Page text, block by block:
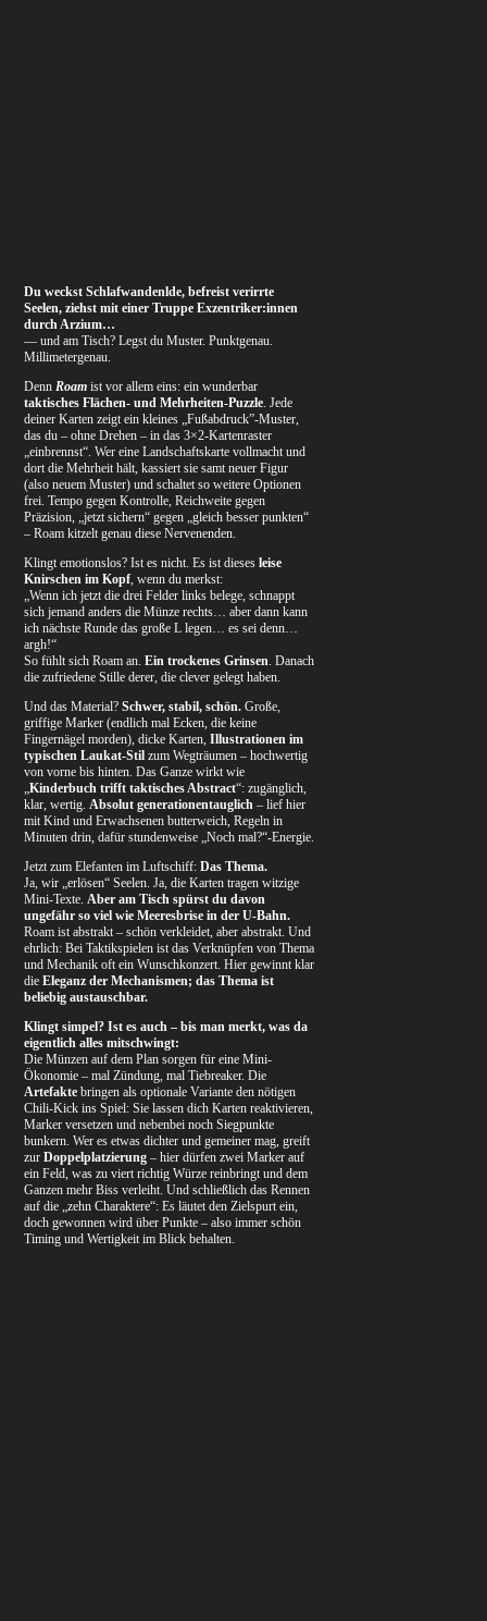
Du weckst Schlafwandenlde, befreist verirrte
Seelen, ziehst mit einer Truppe Exzentriker:innen
durch Arzium…
— und am Tisch? Legst du Muster. Punktgenau.
Millimetergenau.
DennRoam ist vor allem eins: ein wunderbar
taktisches Flächen- und Mehrheiten-Puzzle. Jede
deiner Karten zeigt ein kleines „Fußabdruck”-Muster,
das du – ohne Drehen – in das 3×2-Kartenraster
„einbrennst“. Wer eine Landschaftskarte vollmacht und
dort die Mehrheit hält, kassiert sie samt neuer Figur
(also neuem Muster) und schaltet so weitere Optionen
frei. Tempo gegen Kontrolle, Reichweite gegen
Präzision, „jetzt sichern“ gegen „gleich besser punkten“
– Roam kitzelt genau diese Nervenenden.
Klingt emotionslos? Ist es nicht. Es ist dieses leise
Knirschen im Kopf, wenn du merkst:
„Wenn ich jetzt die drei Felder links belege, schnappt
sich jemand anders die Münze rechts… aber dann kann
ich nächste Runde das große L legen… es sei denn…
argh!“
So fühlt sich Roam an.Ein trockenes Grinsen. Danach
die zufriedene Stille derer, die clever gelegt haben.
Und das Material?Schwer, stabil, schön. Große,
griffige Marker (endlich mal Ecken, die keine
Fingernägel morden), dicke Karten,Illustrationen im
typischen Laukat-Stil zum Wegträumen – hochwertig
von vorne bis hinten. Das Ganze wirkt wie
„Kinderbuch trifft taktisches Abstract“: zugänglich,
klar, wertig.Absolut generationentauglich – lief hier
mit Kind und Erwachsenen butterweich, Regeln in
Minuten drin, dafür stundenweise „Noch mal?“-Energie.
Jetzt zum Elefanten im Luftschiff:Das Thema.
Ja, wir „erlösen“ Seelen. Ja, die Karten tragen witzige
Mini-Texte.Aber am Tisch spürst du davon
ungefähr so viel wie Meeresbrise in der U-Bahn.
Roam ist abstrakt – schön verkleidet, aber abstrakt. Und
ehrlich: Bei Taktikspielen ist das Verknüpfen von Thema
und Mechanik oft ein Wunschkonzert. Hier gewinnt klar
dieEleganz der Mechanismen; das Thema ist
beliebig austauschbar.
Klingt simpel? Ist es auch – bis man merkt, was da
eigentlich alles mitschwingt:
Die Münzen auf dem Plan sorgen für eine Mini-
Ökonomie – mal Zündung, mal Tiebreaker. Die
Artefakte bringen als optionale Variante den nötigen
Chili-Kick ins Spiel: Sie lassen dich Karten reaktivieren,
Marker versetzen und nebenbei noch Siegpunkte
bunkern. Wer es etwas dichter und gemeiner mag, greift
zurDoppelplatzierung – hier dürfen zwei Marker auf
ein Feld, was zu viert richtig Würze reinbringt und dem
Ganzen mehr Biss verleiht. Und schließlich das Rennen
auf die „zehn Charaktere“: Es läutet den Zielspurt ein,
doch gewonnen wird über Punkte – also immer schön
Timing und Wertigkeit im Blick behalten.